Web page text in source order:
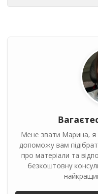
Мене звати Марина, я
допоможу вам
про матеріали та
безкоштовну